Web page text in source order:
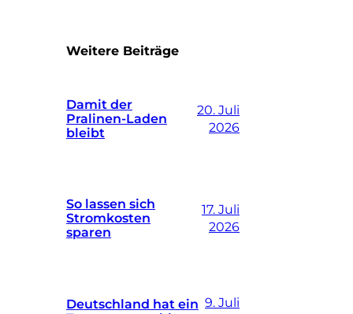
Weitere Beiträge
Damit der
Pralinen-Laden
bleibt
20. Juli
2026
So lassen sich
Stromkosten
sparen
17. Juli
2026
Deutschland hat ein 9. Juli